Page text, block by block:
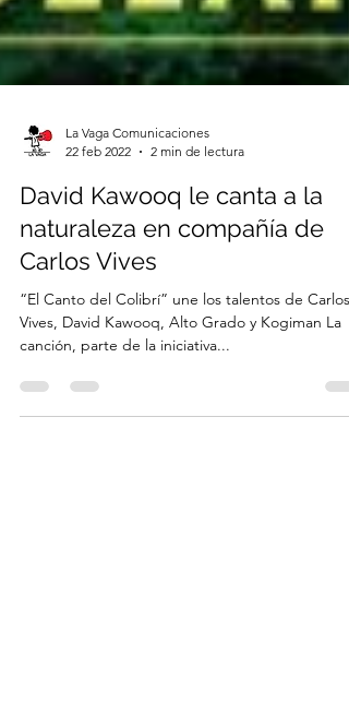
22 feb 2022
2 min de lectura
David Kawooq le canta a la
naturaleza en compañía de
Carlos Vives
“El Canto del Colibrí” une los talentos de Carlos
canción, parte de la iniciativa...